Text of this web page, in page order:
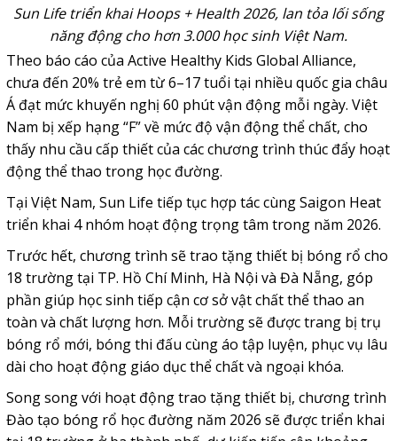
Sun Life triển khai Hoops + Health 2026, lan tỏa lối sống
năng động cho hơn 3.000 học sinh Việt Nam.
Theo báo cáo của Active Healthy Kids Global Alliance,
chưa đến 20% trẻ em từ 6–17 tuổi tại nhiều quốc gia châu
Á đạt mức khuyến nghị 60 phút vận động mỗi ngày. Việt
Nam bị xếp hạng “F” về mức độ vận động thể chất, cho
thấy nhu cầu cấp thiết của các chương trình thúc đẩy hoạt
động thể thao trong học đường.
Tại Việt Nam, Sun Life tiếp tục hợp tác cùng Saigon Heat
triển khai 4 nhóm hoạt động trọng tâm trong năm 2026.
Trước hết, chương trình sẽ trao tặng thiết bị bóng rổ cho
18 trường tại TP. Hồ Chí Minh, Hà Nội và Đà Nẵng, góp
phần giúp học sinh tiếp cận cơ sở vật chất thể thao an
toàn và chất lượng hơn. Mỗi trường sẽ được trang bị trụ
bóng rổ mới, bóng thi đấu cùng áo tập luyện, phục vụ lâu
dài cho hoạt động giáo dục thể chất và ngoại khóa.
Song song với hoạt động trao tặng thiết bị, chương trình
Đào tạo bóng rổ học đường năm 2026 sẽ được triển khai